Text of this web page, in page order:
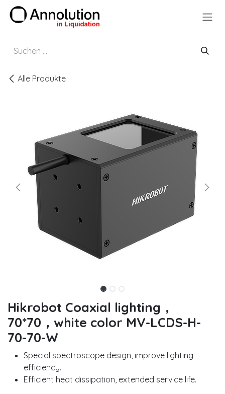
Zum Inhalt springen
Alle Produkte
Hikrobot Coaxial lighting，
70*70，white color MV-LCDS-H-
70-70-W
Special spectroscope design, improve lighting
efficiency.
Efficient heat dissipation, extended service life.